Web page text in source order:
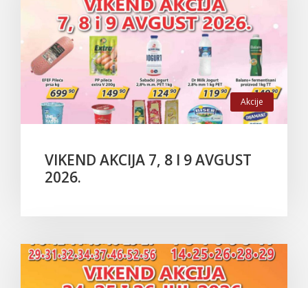
Akcije
VIKEND AKCIJA 7, 8 I 9 AVGUST
2026.